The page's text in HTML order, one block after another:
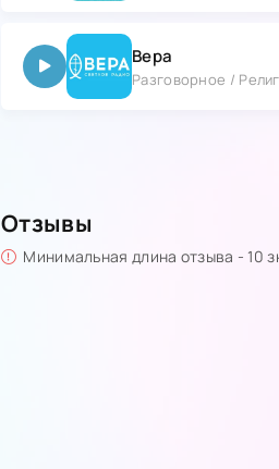
Вера
Разговорное /
Отзывы
Минимальная длина отзыва - 10